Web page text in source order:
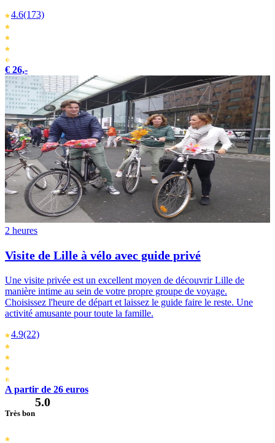
4.6(173)
€ 26,-
2 heures
Visite de Lille à vélo avec guide privé
Une visite privée est un excellent moyen de découvrir Lille de
manière intime au sein de votre propre groupe de voyage.
Choisissez l'heure de départ et laissez le guide faire le reste. Une
activité amusante pour toute la famille.
4.9(22)
A partir de 26 euros
Très bon
5.0